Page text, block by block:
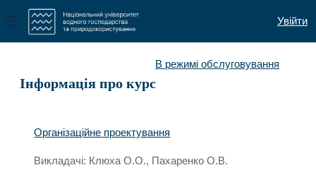
Бокова панель
Увійти
В режимі обслуговування
Інформація про курс
Організаційне проектування
Викладачі: Клюха О.О., Пахаренко О.В.